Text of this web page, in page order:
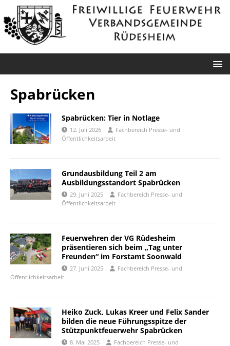
Spabrücken
Spabrücken: Tier in Notlage
12. Juli 2026
Fachbereich Presse- und
Öffentlichkeitsarbeit
Grundausbildung Teil 2 am
Ausbildungsstandort Spabrücken
29. Juni 2025
Fachbereich Presse- und
Öffentlichkeitsarbeit
Feuerwehren der VG Rüdesheim
präsentieren sich beim „Tag unter
Freunden“ im Forstamt Soonwald
27. Juni 2025
Fachbereich Presse- und
Öffentlichkeitsarbeit
Heiko Zuck, Lukas Kreer und Felix Sander
bilden die neue Führungsspitze der
Stützpunktfeuerwehr Spabrücken
8. Mai 2025
Fachbereich Presse- und